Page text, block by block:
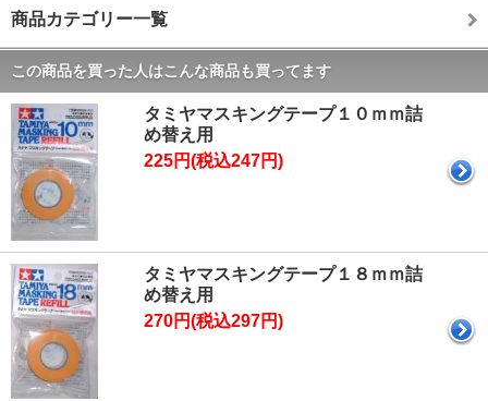
商品カテゴリー一覧
この商品を買った人はこんな商品も買ってます
タミヤマスキングテープ１０ｍｍ詰
め替え用
225円(税込247円)
タミヤマスキングテープ１８ｍｍ詰
め替え用
270円(税込297円)